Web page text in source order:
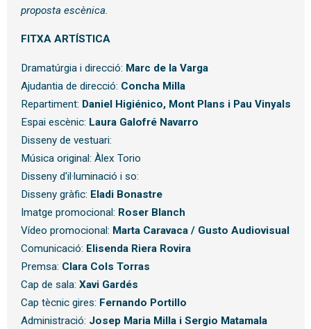
proposta escènica.
FITXA ARTÍSTICA
Dramatúrgia i direcció: Marc de la Varga
Ajudantia de direcció: Concha Milla
Repartiment: Daniel Higiénico, Mont Plans i Pau Vinyals
Espai escènic: Laura Galofré Navarro
Disseny de vestuari:
Música original: Àlex Torio
Disseny d'il·luminació i so:
Disseny gràfic: Eladi Bonastre
Imatge promocional: Roser Blanch
Vídeo promocional: Marta Caravaca / Gusto Audiovisual
Comunicació: Elisenda Riera Rovira
Premsa: Clara Cols Torras
Cap de sala: Xavi Gardés
Cap tècnic gires: Fernando Portillo
Administració: Josep Maria Milla i Sergio Matamala